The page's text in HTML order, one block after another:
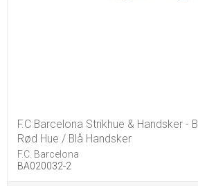
F.C Barcelona Strikhue & Handsker -
Rød Hue / Blå Handsker
F.C. Barcelona
BA020032-2